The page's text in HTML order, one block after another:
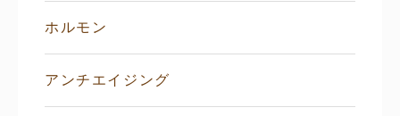
ホルモン
アンチエイジング